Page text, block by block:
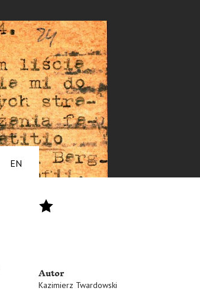
EN
Autor
Kazimierz Twardowski